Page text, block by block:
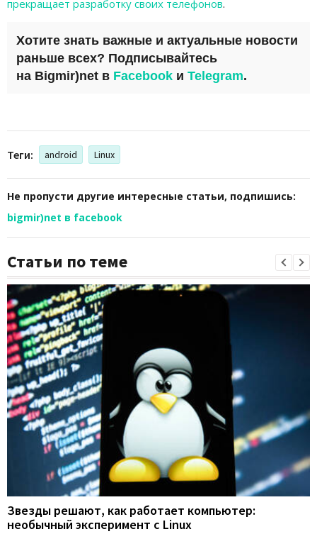
прекращает разработку своих телефонов.
Хотите знать важные и актуальные новости
раньше всех? Подписывайтесь
на Bigmir)net в Facebook и Telegram.
Теги: android Linux
Не пропусти другие интересные статьи, подпишись:
bigmir)net в facebook
Статьи по теме
Звезды решают, как работает компьютер:
необычный эксперимент с Linux